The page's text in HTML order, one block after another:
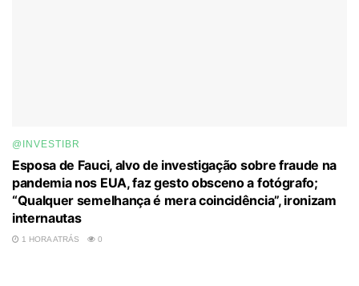
@INVESTIBR
Esposa de Fauci, alvo de investigação sobre fraude na
pandemia nos EUA, faz gesto obsceno a fotógrafo;
“Qualquer semelhança é mera coincidência”, ironizam
internautas
1 HORA ATRÁS 0